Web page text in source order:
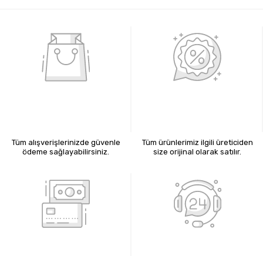
Tüm alışverişlerinizde güvenle
ödeme sağlayabilirsiniz.
Tüm ürünlerimiz ilgili üreticiden
size orijinal olarak satılır.